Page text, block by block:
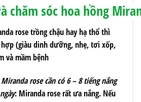
chăm sóc hoa hồng
rose trồng chậu hay hạ thổ thì
(giàu dinh dưỡng, nhẹ, tơi xốp,
và mầm bệnh
rose cần có 6 – 8 tiếng nắng
: Miranda rose rất ưa nắng. Nếu